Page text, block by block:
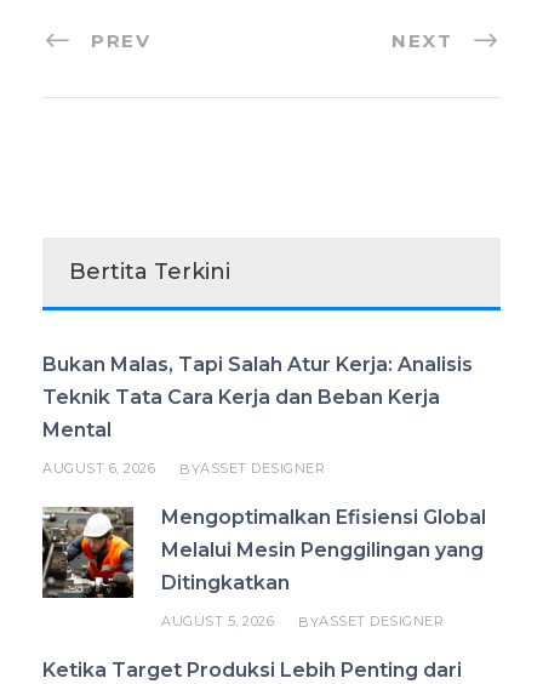
PREV NEXT
Bertita Terkini
Bukan Malas, Tapi Salah Atur Kerja: Analisis
Teknik Tata Cara Kerja dan Beban Kerja
Mental
AUGUST 6, 2026 BYASSET DESIGNER
Mengoptimalkan Efisiensi Global
Melalui Mesin Penggilingan yang
Ditingkatkan
AUGUST 5, 2026 BYASSET DESIGNER
Ketika Target Produksi Lebih Penting dari